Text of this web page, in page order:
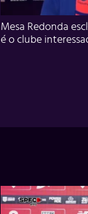
Mesa Redonda
é o clube